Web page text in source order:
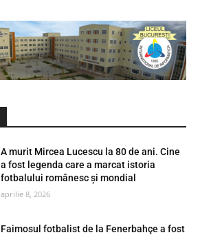
A murit Mircea Lucescu la 80 de ani. Cine
a fost legenda care a marcat istoria
fotbalului românesc și mondial
aprilie 8, 2026
Faimosul fotbalist de la Fenerbahçe a fost